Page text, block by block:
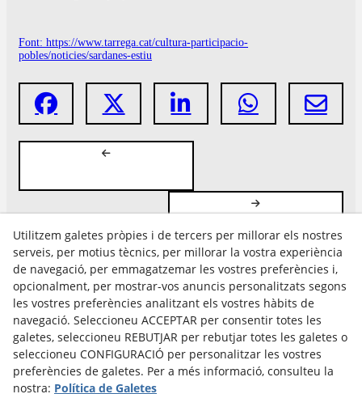
Font: https://www.tarrega.cat/cultura-participacio-
pobles/noticies/sardanes-estiu
Avís Legal
Política Cookies
Política de Privacitat
Utilitzem galetes pròpies i de tercers per millorar els nostres
serveis, per motius tècnics, per millorar la vostra experiència
de navegació, per emmagatzemar les vostres preferències i,
opcionalment, per mostrar-vos anuncis personalitzats segons
les vostres preferències analitzant els vostres hàbits de
navegació. Seleccioneu ACCEPTAR per consentir totes les
galetes, seleccioneu REBUTJAR per rebutjar totes les galetes o
seleccioneu CONFIGURACIÓ per personalitzar les vostres
preferències de galetes. Per a més informació, consulteu la
nostra: Política de Galetes